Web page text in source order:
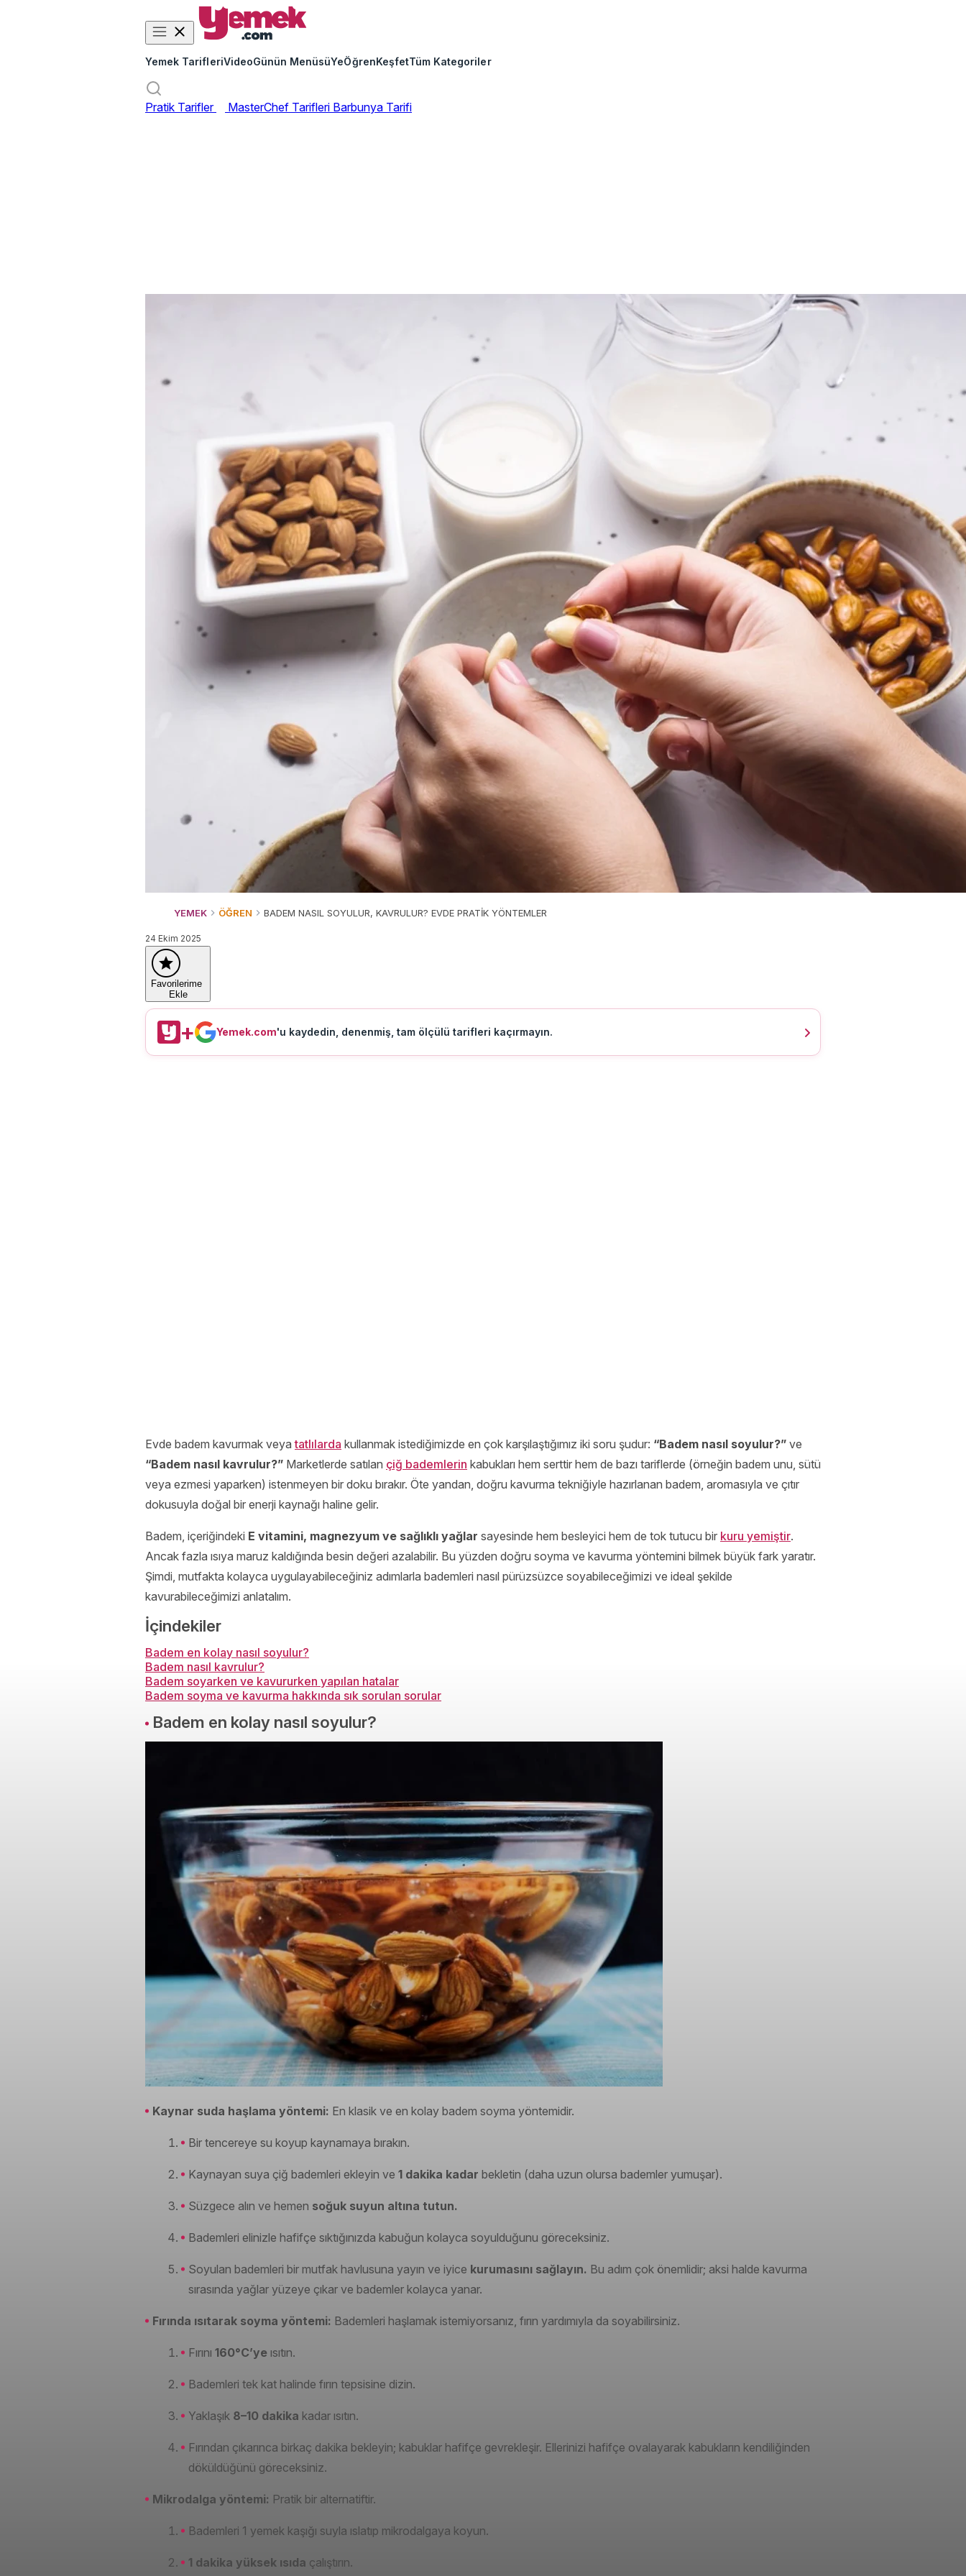
Yemek TarifleriVideoGünün MenüsüYeÖğrenKeşfetTüm Kategoriler
Pratik Tarifler MasterChef Tarifleri Barbunya Tarifi
YEMEK ÖĞREN BADEM NASIL SOYULUR, KAVRULUR? EVDE PRATİK YÖNTEMLER
24 Ekim 2025
Favorilerime
Ekle
+ Yemek.com'u kaydedin, denenmiş, tam ölçülü tarifleri kaçırmayın.
Evde badem kavurmak veyatatlılarda kullanmak istediğimizde en çok karşılaştığımız iki soru şudur: “Badem nasıl soyulur?” ve
“Badem nasıl kavrulur?” Marketlerde satılan çiğ bademlerin kabukları hem serttir hem de bazı tariflerde (örneğin badem unu, sütü
veya ezmesi yaparken) istenmeyen bir doku bırakır. Öte yandan, doğru kavurma tekniğiyle hazırlanan badem, aromasıyla ve çıtır
dokusuyla doğal bir enerji kaynağı haline gelir.
Badem, içeriğindeki E vitamini, magnezyum ve sağlıklı yağlar sayesinde hem besleyici hem de tok tutucu bir kuru yemiştir.
Ancak fazla ısıya maruz kaldığında besin değeri azalabilir. Bu yüzden doğru soyma ve kavurma yöntemini bilmek büyük fark yaratır.
Şimdi, mutfakta kolayca uygulayabileceğiniz adımlarla bademleri nasıl pürüzsüzce soyabileceğimizi ve ideal şekilde
kavurabileceğimizi anlatalım.
İçindekiler
Badem en kolay nasıl soyulur?
Badem nasıl kavrulur?
Badem soyarken ve kavururken yapılan hatalar
Badem soyma ve kavurma hakkında sık sorulan sorular
Badem en kolay nasıl soyulur?
Kaynar suda haşlama yöntemi: En klasik ve en kolay badem soyma yöntemidir.
Bir tencereye su koyup kaynamaya bırakın.
Kaynayan suya çiğ bademleri ekleyin ve 1 dakika kadar bekletin (daha uzun olursa bademler yumuşar).
Süzgece alın ve hemen soğuk suyun altına tutun.
Bademleri elinizle hafifçe sıktığınızda kabuğun kolayca soyulduğunu göreceksiniz.
Soyulan bademleri bir mutfak havlusuna yayın ve iyice kurumasını sağlayın. Bu adım çok önemlidir; aksi halde kavurma
sırasında yağlar yüzeye çıkar ve bademler kolayca yanar.
Fırında ısıtarak soyma yöntemi: Bademleri haşlamak istemiyorsanız, fırın yardımıyla da soyabilirsiniz.
Fırını 160°C’ye ısıtın.
Bademleri tek kat halinde fırın tepsisine dizin.
Yaklaşık 8–10 dakika kadar ısıtın.
Fırından çıkarınca birkaç dakika bekleyin; kabuklar hafifçe gevrekleşir. Ellerinizi hafifçe ovalayarak kabukların kendiliğinden
döküldüğünü göreceksiniz.
Mikrodalga yöntemi: Pratik bir alternatiftir.
Bademleri 1 yemek kaşığı suyla ıslatıp mikrodalgaya koyun.
1 dakika yüksek ısıda çalıştırın.